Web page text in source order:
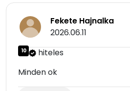
Fekete Hajnalka
2026.06.11
10
hiteles
Minden ok